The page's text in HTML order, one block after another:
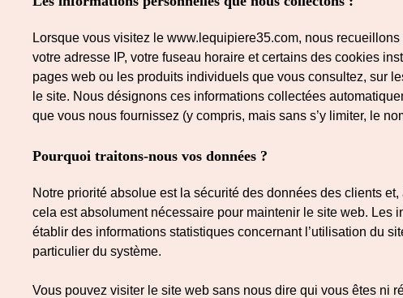
Lorsque vous visitez le www.lequipiere35.com, nous
votre adresse IP, votre fuseau horaire et certains des cookies
pages web ou les produits individuels que vous consultez, sur
le site. Nous désignons ces informations collectées
que vous nous fournissez (y compris, mais sans s’y limiter, le
Pourquoi traitons-nous vos données ?
Notre priorité absolue est la sécurité des données des clients
cela est absolument nécessaire pour maintenir le site web. Les
établir des informations statistiques concernant l’utilisation du
particulier du système.
Vous pouvez visiter le site web sans nous dire qui vous êtes ni